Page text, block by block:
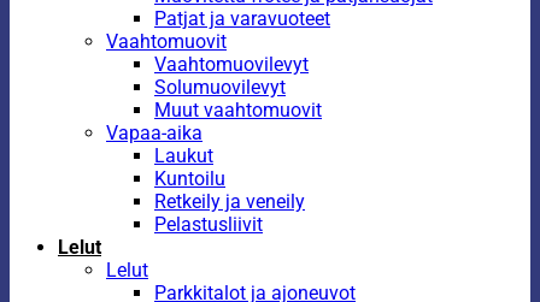
Patjat ja varavuoteet
Vaahtomuovit
Vaahtomuovilevyt
Solumuovilevyt
Muut vaahtomuovit
Vapaa-aika
Laukut
Kuntoilu
Retkeily ja veneily
Pelastusliivit
Lelut
Lelut
Parkkitalot ja ajoneuvot